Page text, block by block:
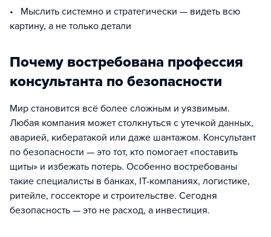
• Мыслить системно и стратегически — видеть всю
картину, а не только детали
Почему востребована профессия
консультанта по безопасности
Мир становится всё более сложным и уязвимым.
Любая компания может столкнуться с утечкой данных,
аварией, кибератакой или даже шантажом. Консультант
по безопасности — это тот, кто помогает «поставить
щиты» и избежать потерь. Особенно востребованы
такие специалисты в банках, IT-компаниях, логистике,
ритейле, госсекторе и строительстве. Сегодня
безопасность — это не расход, а инвестиция.